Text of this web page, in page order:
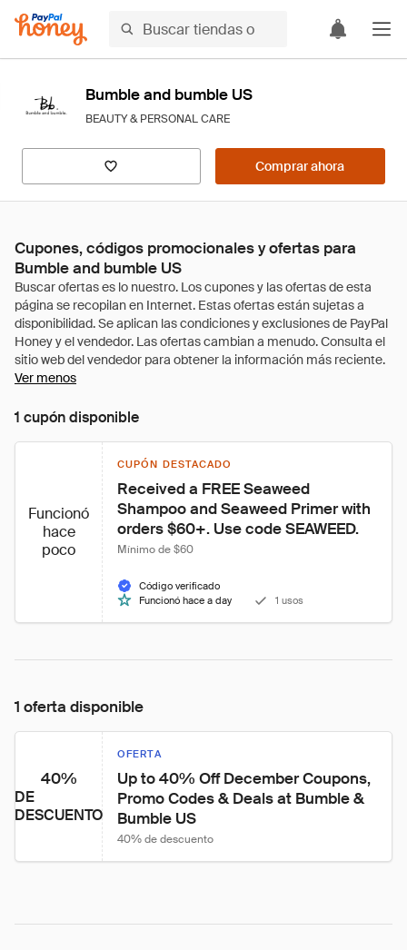
Bumble and bumble US
BEAUTY & PERSONAL CARE
Comprar ahora
Cupones, códigos promocionales y ofertas para
Bumble and bumble US
Ver menos
1 cupón disponible
Funcionó
hace
poco
CUPÓN DESTACADO
Received a FREE Seaweed
Shampoo and Seaweed Primer with
orders $60+. Use code SEAWEED.
Mínimo de $60
Código verificado
Funcionó hace a day
1 usos
1 oferta disponible
40%
DE
DESCUENTO
OFERTA
Up to 40% Off December Coupons,
Promo Codes & Deals at Bumble &
Bumble US
40% de descuento